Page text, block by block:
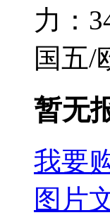
力：
国五/
暂无
我要
图片